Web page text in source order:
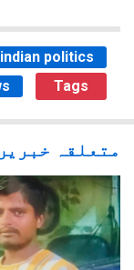
indian politics
Tags
متعلقہ